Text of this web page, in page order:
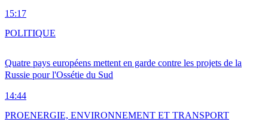
15:17
Quatre pays européens mettent en garde contre les projets de la
Russie pour l'Ossétie du Sud
14:44
POLITIQUE
PROENERGIE, ENVIRONNEMENT ET TRANSPORT